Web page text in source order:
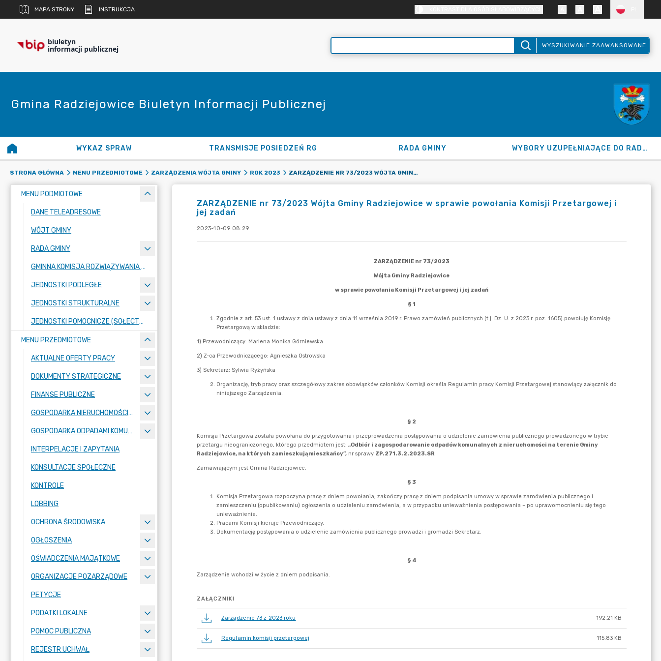
MAPA STRONY INSTRUKCJA
biuletyn
informacji publicznej WYSZUKIWANIE ZAAWANSOWANE
Gmina Radziejowice Biuletyn Informacji Publicznej
WYKAZ SPRAW TRANSMISJE POSIEDZEŃ RG RADA GMINY WYBORY UZUPEŁNIAJĄCE DO RADY GMINY 2026
STRONA GŁÓWNA MENU PRZEDMIOTOWE ZARZĄDZENIA WÓJTA GMINY ROK 2023 ZARZĄDZENIE NR 73/2023 WÓJTA GMINY RADZIEJOWICE W SPRAWIE POWOŁANIA KOMISJI PRZETARGOWEJ I JEJ ZADAŃ
MENU PODMIOTOWE
DANE TELEADRESOWE
WÓJT GMINY
RADA GMINY
GMINNA KOMISJA ROZWIĄZYWANIA PROBLEMÓW ALKOHOLOWYCH
JEDNOSTKI PODLEGŁE
JEDNOSTKI STRUKTURALNE
JEDNOSTKI POMOCNICZE (SOŁECTWA)
MENU PRZEDMIOTOWE
AKTUALNE OFERTY PRACY
DOKUMENTY STRATEGICZNE
FINANSE PUBLICZNE
GOSPODARKA NIERUCHOMOŚCIAMI
GOSPODARKA ODPADAMI KOMUNALNYMI
INTERPELACJE I ZAPYTANIA
KONSULTACJE SPOŁECZNE
KONTROLE
LOBBING
OCHRONA ŚRODOWISKA
OGŁOSZENIA
OŚWIADCZENIA MAJĄTKOWE
ORGANIZACJE POZARZĄDOWE
PETYCJE
PODATKI LOKALNE
POMOC PUBLICZNA
REJESTR UCHWAŁ
ZARZĄDZENIE nr 73/2023 Wójta Gminy Radziejowice w sprawie powołania Komisji Przetargowej i
jej zadań
2023-10-09 08:29
ZAŁĄCZNIKI
Zarządzenie 73 z 2023 roku 192.21 KB
Regulamin komisji przetargowej 115.83 KB